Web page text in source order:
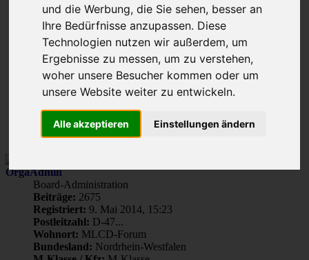
und die Werbung, die Sie sehen, besser an
Ihre Bedürfnisse anzupassen. Diese
Technologien nutzen wir außerdem, um
Ergebnisse zu messen, um zu verstehen,
woher unsere Besucher kommen oder um
unsere Website weiter zu entwickeln.
Alle akzeptieren Einstellungen ändern
Seite1 von24
Gehe zu Seite:
…
Nächste
OrgaAdmin
Board-Administration
Beiträge: 2675
Registriert: 9. Mai 2014, 15:23
Postleitzahl: D-47...
Wohnort: MLCD-Forum
Bundesland: Nordrhein-Westfalen